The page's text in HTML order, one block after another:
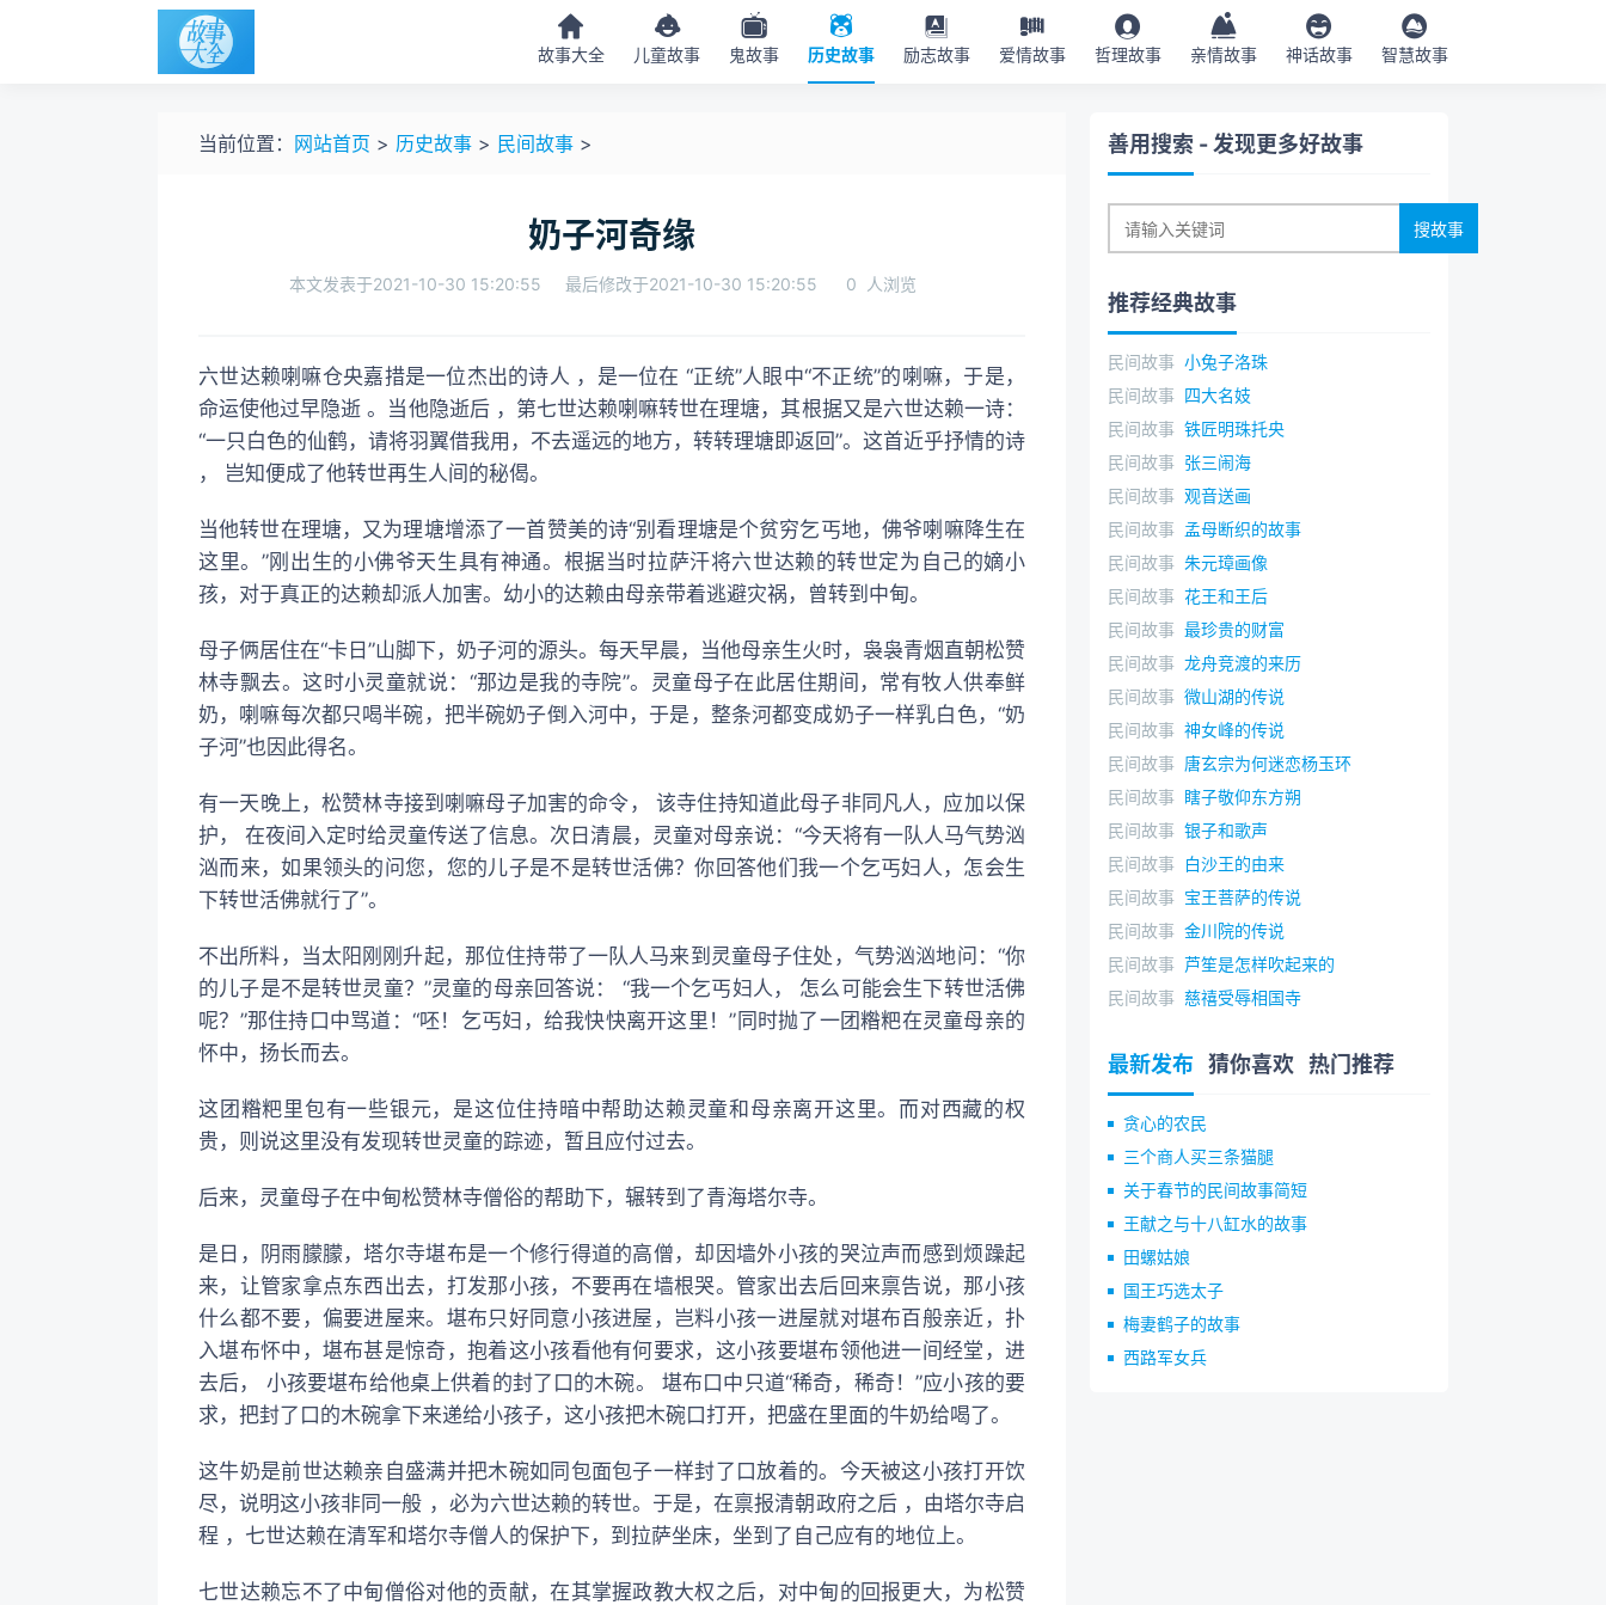
故事大全 儿童故事 鬼故事 历史故事 励志故事 爱情故事 哲理故事 亲情故事 神话故事 智慧故事
当前位置： 网站首页 > 历史故事 > 民间故事 >
奶子河奇缘
本文发表于2021-10-30 15:20:55 最后修改于2021-10-30 15:20:55 0 人浏览
六世达赖喇嘛仓央嘉措是一位杰出的诗人 ，是一位在 “正统”人眼中“不正统”的喇嘛，于是，
命运使他过早隐逝 。当他隐逝后 ，第七世达赖喇嘛转世在理塘，其根据又是六世达赖一诗：
“一只白色的仙鹤，请将羽翼借我用，不去遥远的地方，转转理塘即返回”。这首近乎抒情的诗
， 岂知便成了他转世再生人间的秘偈。
当他转世在理塘，又为理塘增添了一首赞美的诗“别看理塘是个贫穷乞丐地，佛爷喇嘛降生在
这里。”刚出生的小佛爷天生具有神通。根据当时拉萨汗将六世达赖的转世定为自己的嫡小
孩，对于真正的达赖却派人加害。幼小的达赖由母亲带着逃避灾祸，曾转到中甸。
母子俩居住在“卡日”山脚下，奶子河的源头。每天早晨，当他母亲生火时，袅袅青烟直朝松赞
林寺飘去。这时小灵童就说：“那边是我的寺院”。灵童母子在此居住期间，常有牧人供奉鲜
奶，喇嘛每次都只喝半碗，把半碗奶子倒入河中，于是，整条河都变成奶子一样乳白色，“奶
子河”也因此得名。
有一天晚上，松赞林寺接到喇嘛母子加害的命令， 该寺住持知道此母子非同凡人，应加以保
护， 在夜间入定时给灵童传送了信息。次日清晨，灵童对母亲说：“今天将有一队人马气势汹
汹而来，如果领头的问您，您的儿子是不是转世活佛？你回答他们我一个乞丐妇人，怎会生
下转世活佛就行了”。
不出所料，当太阳刚刚升起，那位住持带了一队人马来到灵童母子住处，气势汹汹地问：“你
的儿子是不是转世灵童？”灵童的母亲回答说： “我一个乞丐妇人， 怎么可能会生下转世活佛
呢？”那住持口中骂道：“呸！乞丐妇，给我快快离开这里！”同时抛了一团糌粑在灵童母亲的
怀中，扬长而去。
这团糌粑里包有一些银元，是这位住持暗中帮助达赖灵童和母亲离开这里。而对西藏的权
贵，则说这里没有发现转世灵童的踪迹，暂且应付过去。
后来，灵童母子在中甸松赞林寺僧俗的帮助下，辗转到了青海塔尔寺。
是日，阴雨朦朦，塔尔寺堪布是一个修行得道的高僧，却因墙外小孩的哭泣声而感到烦躁起
来，让管家拿点东西出去，打发那小孩，不要再在墙根哭。管家出去后回来禀告说，那小孩
什么都不要，偏要进屋来。堪布只好同意小孩进屋，岂料小孩一进屋就对堪布百般亲近，扑
入堪布怀中，堪布甚是惊奇，抱着这小孩看他有何要求，这小孩要堪布领他进一间经堂，进
去后， 小孩要堪布给他桌上供着的封了口的木碗。 堪布口中只道“稀奇，稀奇！”应小孩的要
求，把封了口的木碗拿下来递给小孩子，这小孩把木碗口打开，把盛在里面的牛奶给喝了。
这牛奶是前世达赖亲自盛满并把木碗如同包面包子一样封了口放着的。今天被这小孩打开饮
尽，说明这小孩非同一般 ，必为六世达赖的转世。于是，在禀报清朝政府之后 ，由塔尔寺启
程 ，七世达赖在清军和塔尔寺僧人的保护下，到拉萨坐床，坐到了自己应有的地位上。
七世达赖忘不了中甸僧俗对他的贡献，在其掌握政教大权之后，对中甸的回报更大，为松赞
善用搜索 - 发现更多好故事
推荐经典故事
民间故事 小兔子洛珠
民间故事 四大名妓
民间故事 铁匠明珠托央
民间故事 张三闹海
民间故事 观音送画
民间故事 孟母断织的故事
民间故事 朱元璋画像
民间故事 花王和王后
民间故事 最珍贵的财富
民间故事 龙舟竞渡的来历
民间故事 微山湖的传说
民间故事 神女峰的传说
民间故事 唐玄宗为何迷恋杨玉环
民间故事 瞎子敬仰东方朔
民间故事 银子和歌声
民间故事 白沙王的由来
民间故事 宝王菩萨的传说
民间故事 金川院的传说
民间故事 芦笙是怎样吹起来的
民间故事 慈禧受辱相国寺
最新发布 猜你喜欢 热门推荐
贪心的农民
三个商人买三条猫腿
关于春节的民间故事简短
王献之与十八缸水的故事
田螺姑娘
国王巧选太子
梅妻鹤子的故事
西路军女兵